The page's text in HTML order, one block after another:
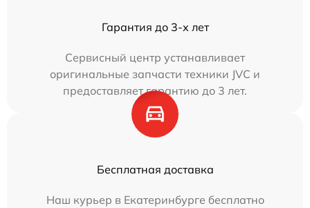
Гарантия до 3-х лет
Сервисный центр устанавливает
оригинальные запчасти техники JVC и
предоставляет гарантию до 3 лет.
Бесплатная доставка
Наш курьер в Екатеринбурге бесплатно